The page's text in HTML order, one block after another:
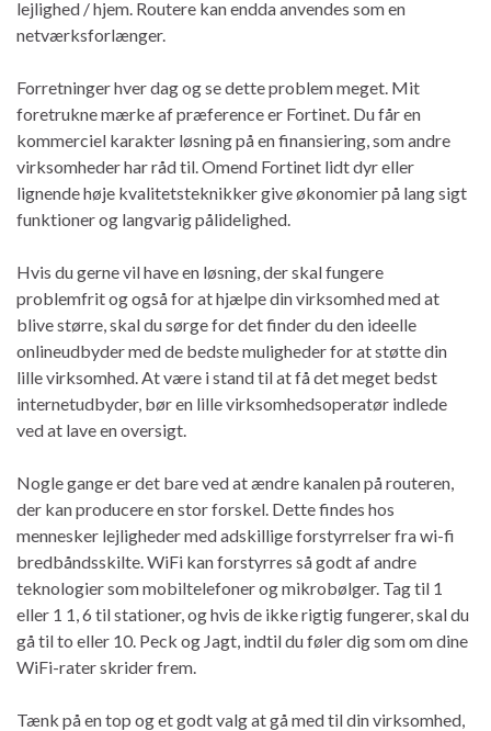
lejlighed / hjem. Routere kan endda anvendes som en
netværksforlænger.
Forretninger hver dag og se dette problem meget. Mit
foretrukne mærke af præference er Fortinet. Du får en
kommerciel karakter løsning på en finansiering, som andre
virksomheder har råd til. Omend Fortinet lidt dyr eller
lignende høje kvalitetsteknikker give økonomier på lang sigt
funktioner og langvarig pålidelighed.
Hvis du gerne vil have en løsning, der skal fungere
problemfrit og også for at hjælpe din virksomhed med at
blive større, skal du sørge for det finder du den ideelle
onlineudbyder med de bedste muligheder for at støtte din
lille virksomhed. At være i stand til at få det meget bedst
internetudbyder, bør en lille virksomhedsoperatør indlede
ved at lave en oversigt.
Nogle gange er det bare ved at ændre kanalen på routeren,
der kan producere en stor forskel. Dette findes hos
mennesker lejligheder med adskillige forstyrrelser fra wi-fi
bredbåndsskilte. WiFi kan forstyrres så godt af andre
teknologier som mobiltelefoner og mikrobølger. Tag til 1
eller 1 1, 6 til stationer, og hvis de ikke rigtig fungerer, skal du
gå til to eller 10. Peck og Jagt, indtil du føler dig som om dine
WiFi-rater skrider frem.
Tænk på en top og et godt valg at gå med til din virksomhed,